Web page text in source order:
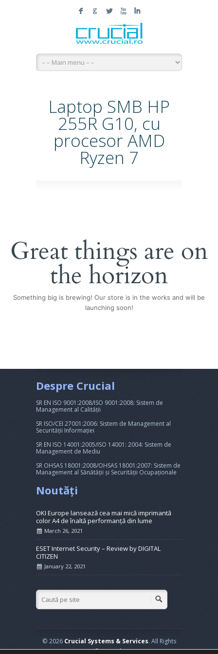
F G L X I
Laptop SMB HP
255R G10, cu
procesor AMD
Ryzen 7
Great things are on
the horizon
Something big is brewing! Our store is in the works and will be
launching soon!
Despre Crucial
SR EN ISO 9001:2008/ISO 9001:2008: Sistem de
Management al Calității
SR ISO/CEI 27001:2006: Sistem de Management al
Securității Informației
SR EN ISO 14001:2005/ISO 14001: 2004: Sistem de
Management de Mediu
SR OHSAS 18001:2008/OHSAS 18001:2007: Sistem de
Management al Sănătății și Securității Ocupaționale
Noutăți
OKI Europe lansează cea mai mică imprimantă
color A4 de înaltă performanță din lume
March 26, 2021
ESET Internet Security – Review by DIGITAL
CITIZEN
January 22, 2021
© 2026 Crucial Systems & Services. All Rights
Reserved.